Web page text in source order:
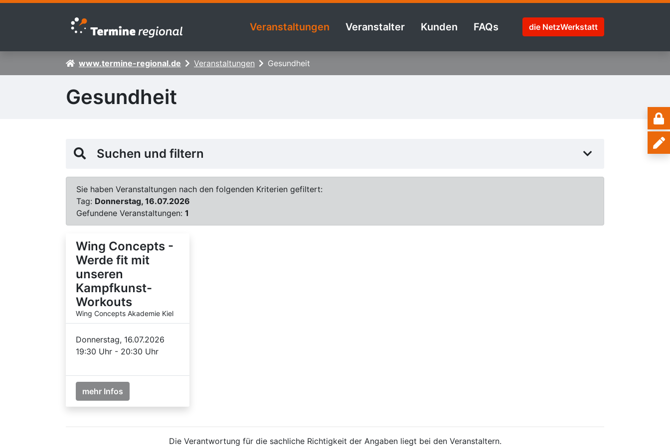
Zur Navigation springen
Zum Inhalt springen
Veranstaltungen Veranstalter Kunden FAQs die NetzWerkstatt
www.termine-regional.de Veranstaltungen Gesundheit
Gesundheit
Suchen und filtern
Sie haben Veranstaltungen nach den folgenden Kriterien gefiltert:
Tag: Donnerstag, 16.07.2026
Gefundene Veranstaltungen: 1
Wing Concepts -
Werde fit mit
unseren
Kampfkunst-
Workouts
Wing Concepts Akademie Kiel
Donnerstag, 16.07.2026
19:30 Uhr - 20:30 Uhr
mehr Infos
Die Verantwortung für die sachliche Richtigkeit der Angaben liegt bei den Veranstaltern.